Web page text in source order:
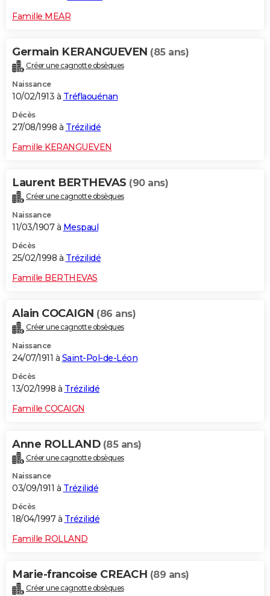
Famille MEAR
Germain KERANGUEVEN (85 ans)
Créer une cagnotte obsèques
Naissance
10/02/1913 à Tréflaouénan
Décès
27/08/1998 à Trézilidé
Famille KERANGUEVEN
Laurent BERTHEVAS (90 ans)
Créer une cagnotte obsèques
Naissance
11/03/1907 à Mespaul
Décès
25/02/1998 à Trézilidé
Famille BERTHEVAS
Alain COCAIGN (86 ans)
Créer une cagnotte obsèques
Naissance
24/07/1911 à Saint-Pol-de-Léon
Décès
13/02/1998 à Trézilidé
Famille COCAIGN
Anne ROLLAND (85 ans)
Créer une cagnotte obsèques
Naissance
03/09/1911 à Trézilidé
Décès
18/04/1997 à Trézilidé
Famille ROLLAND
Marie-francoise CREACH (89 ans)
Créer une cagnotte obsèques